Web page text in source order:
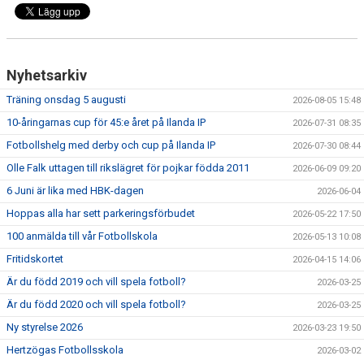
Nyhetsarkiv
Träning onsdag 5 augusti 2026-08-05 15:48
10-åringarnas cup för 45:e året på Ilanda IP 2026-07-31 08:35
Fotbollshelg med derby och cup på Ilanda IP 2026-07-30 08:44
Olle Falk uttagen till rikslägret för pojkar födda 2011 2026-06-09 09:20
6 Juni är lika med HBK-dagen 2026-06-04
Hoppas alla har sett parkeringsförbudet 2026-05-22 17:50
100 anmälda till vår Fotbollskola 2026-05-13 10:08
Fritidskortet 2026-04-15 14:06
Är du född 2019 och vill spela fotboll? 2026-03-25
Är du född 2020 och vill spela fotboll? 2026-03-25
Ny styrelse 2026 2026-03-23 19:50
Hertzögas Fotbollsskola 2026-03-02